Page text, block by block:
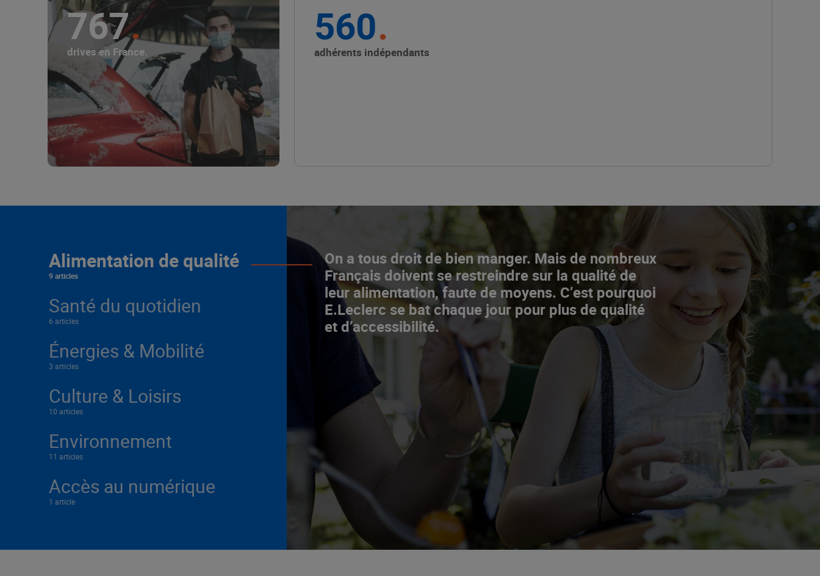
producteurs avec les
L’ascenceur social
fonctionne chez E.Leclerc !
NOTRE MODÈLE
La Grande Rencontre 2024,
767
drives en France.
560
adhérents indépendants
Alimentation de qualité
9 articles
On a tous droit de bien manger. Mais de nombreux
Français doivent se restreindre sur la qualité de
leur alimentation, faute de moyens. C’est pourquoi
E.Leclerc se bat chaque jour pour plus de qualité
et d’accessibilité.
Santé du quotidien
6 articles
Énergies & Mobilité
3 articles
Culture & Loisirs
10 articles
Environnement
11 articles
Accès au numérique
1 article